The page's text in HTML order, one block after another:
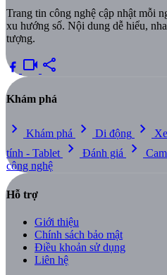
Trang tin công nghệ cập nhật mỗi
xu hướng số. Nội dung dễ hiểu,
tượng.
videocam share
Khám phá
chevron_right Khám phá chevron_right Di động chevron_right Xe
tính - Tablet
chevron_right Đánh giá chevron_right
công nghệ
Hỗ trợ
Giới thiệu
Chính sách bảo mật
Điều khoản sử dụng
Liên hệ